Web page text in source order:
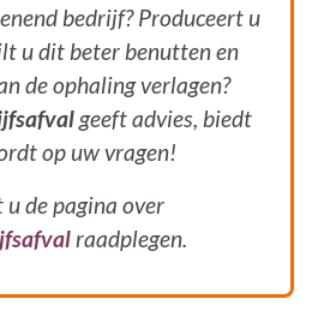
bedrijf? Produceert u
u dit beter benutten en
de ophaling verlagen?
geeft advies, biedt
op uw vragen!
de pagina over
raadplegen.